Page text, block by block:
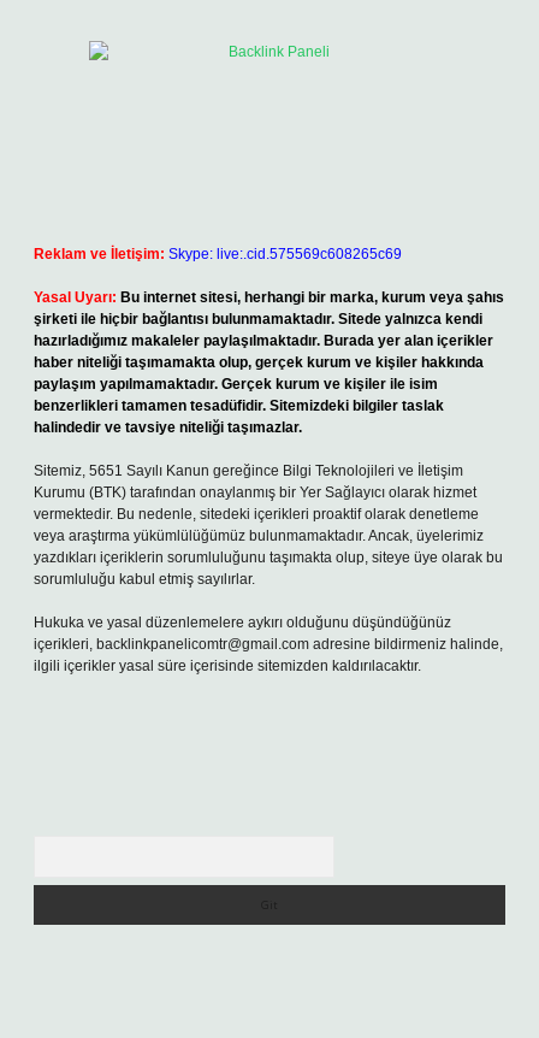
Reklam ve İletişim: Skype: live:.cid.575569c608265c69
Yasal Uyarı: Bu internet sitesi, herhangi bir marka, kurum veya şahıs
şirketi ile hiçbir bağlantısı bulunmamaktadır. Sitede yalnızca kendi
hazırladığımız makaleler paylaşılmaktadır. Burada yer alan içerikler
haber niteliği taşımamakta olup, gerçek kurum ve kişiler hakkında
paylaşım yapılmamaktadır. Gerçek kurum ve kişiler ile isim
benzerlikleri tamamen tesadüfidir. Sitemizdeki bilgiler taslak
halindedir ve tavsiye niteliği taşımazlar.
Sitemiz, 5651 Sayılı Kanun gereğince Bilgi Teknolojileri ve İletişim
Kurumu (BTK) tarafından onaylanmış bir Yer Sağlayıcı olarak hizmet
vermektedir. Bu nedenle, sitedeki içerikleri proaktif olarak denetleme
veya araştırma yükümlülüğümüz bulunmamaktadır. Ancak, üyelerimiz
yazdıkları içeriklerin sorumluluğunu taşımakta olup, siteye üye olarak bu
sorumluluğu kabul etmiş sayılırlar.
Hukuka ve yasal düzenlemelere aykırı olduğunu düşündüğünüz
içerikleri, backlinkpanelicomtr@gmail.com adresine bildirmeniz halinde,
ilgili içerikler yasal süre içerisinde sitemizden kaldırılacaktır.